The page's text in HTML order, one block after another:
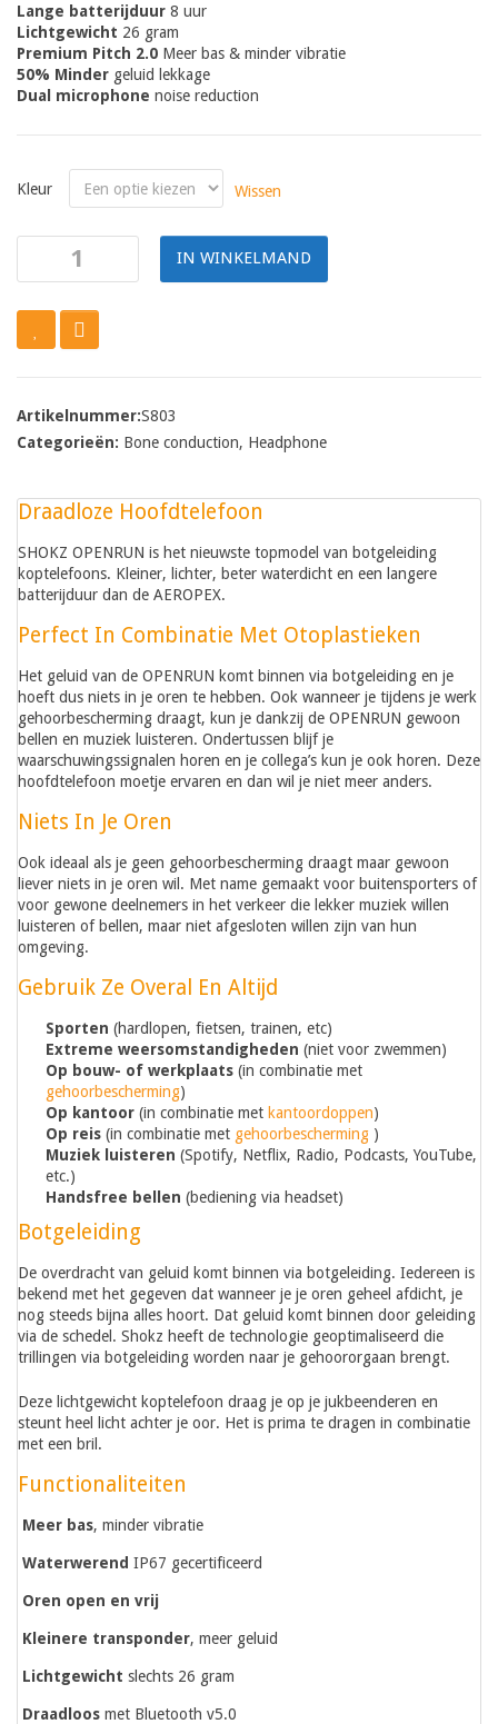
Lange batterijduur 8 uur
Lichtgewicht 26 gram
Premium Pitch 2.0 Meer bas & minder vibratie
50% Minder geluid lekkage
Dual microphone noise reduction
Kleur Wissen
IN WINKELMAND
Artikelnummer:S803
Categorieën: Bone conduction, Headphone
Draadloze Hoofdtelefoon
SHOKZ OPENRUN is het nieuwste topmodel van botgeleiding
koptelefoons. Kleiner, lichter, beter waterdicht en een langere
batterijduur dan de AEROPEX.
Perfect In Combinatie Met Otoplastieken
Het geluid van de OPENRUN komt binnen via botgeleiding en je
hoeft dus niets in je oren te hebben. Ook wanneer je tijdens je werk
gehoorbescherming draagt, kun je dankzij de OPENRUN gewoon
bellen en muziek luisteren. Ondertussen blijf je
waarschuwingssignalen horen en je collega’s kun je ook horen. Deze
hoofdtelefoon moetje ervaren en dan wil je niet meer anders.
Niets In Je Oren
Ook ideaal als je geen gehoorbescherming draagt maar gewoon
liever niets in je oren wil. Met name gemaakt voor buitensporters of
voor gewone deelnemers in het verkeer die lekker muziek willen
luisteren of bellen, maar niet afgesloten willen zijn van hun
omgeving.
Gebruik Ze Overal En Altijd
Sporten (hardlopen, fietsen, trainen, etc)
Extreme weersomstandigheden (niet voor zwemmen)
Op bouw- of werkplaats (in combinatie met
gehoorbescherming)
Op kantoor (in combinatie met kantoordoppen)
Op reis (in combinatie met gehoorbescherming )
Muziek luisteren (Spotify, Netflix, Radio, Podcasts, YouTube,
etc.)
Handsfree bellen (bediening via headset)
Botgeleiding
De overdracht van geluid komt binnen via botgeleiding. Iedereen is
bekend met het gegeven dat wanneer je je oren geheel afdicht, je
nog steeds bijna alles hoort. Dat geluid komt binnen door geleiding
via de schedel. Shokz heeft de technologie geoptimaliseerd die
trillingen via botgeleiding worden naar je gehoororgaan brengt.
Deze lichtgewicht koptelefoon draag je op je jukbeenderen en
steunt heel licht achter je oor. Het is prima te dragen in combinatie
met een bril.
Functionaliteiten
Meer bas, minder vibratie
Waterwerend IP67 gecertificeerd
Oren open en vrij
Kleinere transponder, meer geluid
Lichtgewicht slechts 26 gram
Draadloos met Bluetooth v5.0